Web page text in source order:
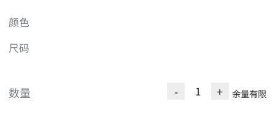
颜色
尺码
数量 - + 余量有限